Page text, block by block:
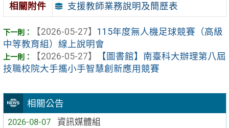
相關公告
2026-08-07
資訊媒體組
相關附件 支援教師業務說明及簡歷表
【2026-05-27】 115年度無人機足球競賽（高級
中等教育組）線上說明會
【2026-05-27】
【圖書館】南臺科大辦理第八屆
技職校院大手攜小手智慧創新應用競賽